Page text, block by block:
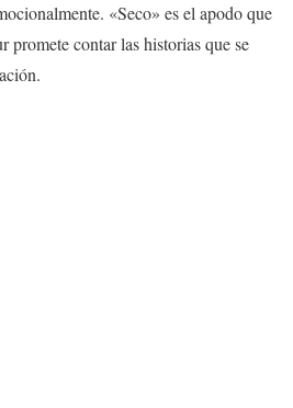
«Seco» es el apodo que
promete contar las historias que se